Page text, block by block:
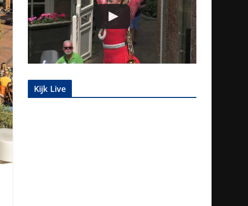
Kijk Live